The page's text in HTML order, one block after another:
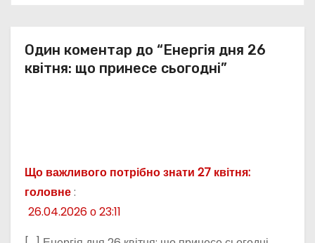
Один коментар до “Енергія дня 26
квітня: що принесе сьогодні”
Що важливого потрібно знати 27 квітня:
головне:
26.04.2026 о 23:11